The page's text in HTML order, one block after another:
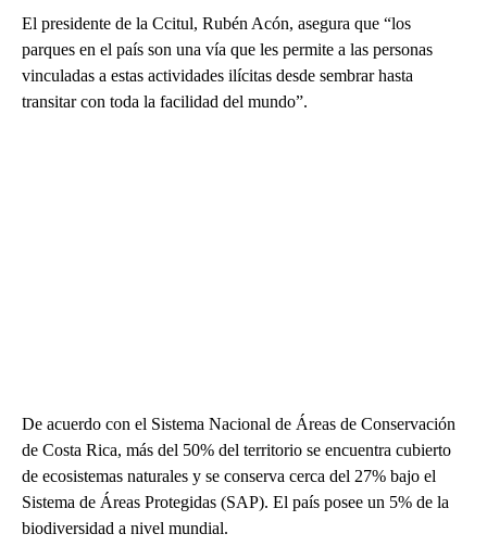
El presidente de la Ccitul, Rubén Acón, asegura que “los
parques en el país son una vía que les permite a las personas
vinculadas a estas actividades ilícitas desde sembrar hasta
transitar con toda la facilidad del mundo”.
De acuerdo con el Sistema Nacional de Áreas de Conservación
de Costa Rica, más del 50% del territorio se encuentra cubierto
de ecosistemas naturales y se conserva cerca del 27% bajo el
Sistema de Áreas Protegidas (SAP). El país posee un 5% de la
biodiversidad a nivel mundial.